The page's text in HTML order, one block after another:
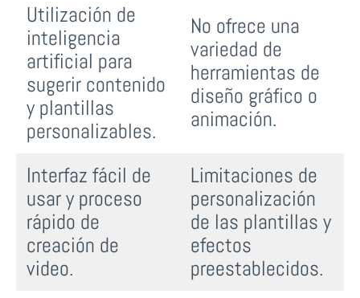
Utilización de
inteligencia
artificial para
sugerir contenido
y plantillas
personalizables.
No ofrece una
variedad de
herramientas de
diseño gráfico o
animación.
Interfaz fácil de
usar y proceso
rápido de
creación de
video.
Limitaciones de
personalización
de las plantillas y
efectos
preestablecidos.